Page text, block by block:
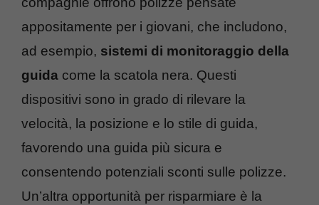
appositamente per i giovani, che includono,
ad esempio, sistemi di monitoraggio della
guida come la scatola nera. Questi
dispositivi sono in grado di rilevare la
velocità, la posizione e lo stile di guida,
favorendo una guida più sicura e
consentendo potenziali sconti sulle polizze.
Un’altra opportunità per risparmiare è la